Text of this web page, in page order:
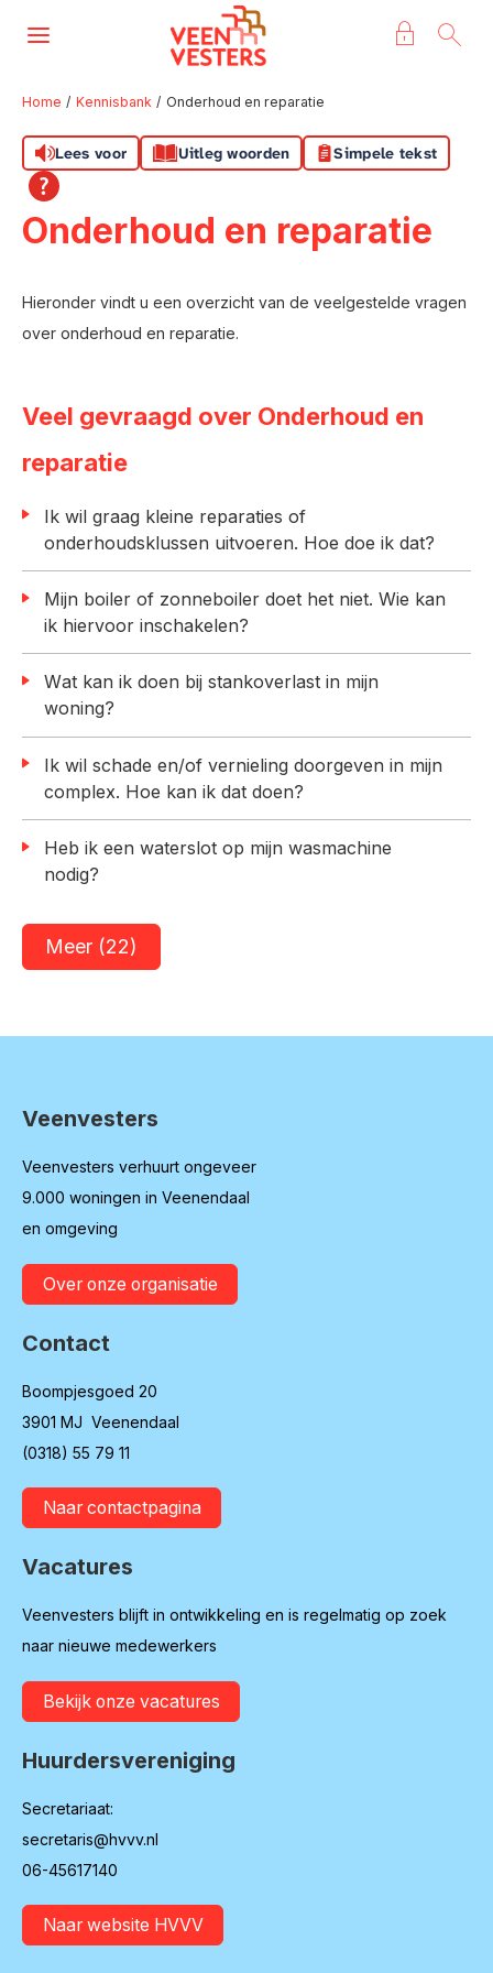
Naar hoofdinhoud
Naar hoofdnavigatiemenu
Naar zoeken
Naar de homepage
Ga naar Hoofd
Home Kennisbank Onderhoud en reparatie
Lees voor Uitleg woorden Simpele tekst
Onderhoud en reparatie
Hieronder vindt u een overzicht van de veelgestelde vragen
over onderhoud en reparatie.
Veel gevraagd over Onderhoud en
reparatie
Ik wil graag kleine reparaties of
onderhoudsklussen uitvoeren. Hoe doe ik dat?
Mijn boiler of zonneboiler doet het niet. Wie kan
ik hiervoor inschakelen?
Wat kan ik doen bij stankoverlast in mijn
woning?
Ik wil schade en/of vernieling doorgeven in mijn
complex. Hoe kan ik dat doen?
Heb ik een waterslot op mijn wasmachine
nodig?
Meer (22)
Contactinformatie
Veenvesters
Veenvesters verhuurt ongeveer
9.000 woningen in Veenendaal
en omgeving
Over onze organisatie
Contact
Boompjesgoed 20
3901 MJ Veenendaal
(0318) 55 79 11
Naar contactpagina
Vacatures
Veenvesters blijft in ontwikkeling en is regelmatig op zoek
naar nieuwe medewerkers
Bekijk onze vacatures
Huurdersvereniging
Secretariaat:
secretaris@hvvv.nl
06-45617140
Naar website HVVV